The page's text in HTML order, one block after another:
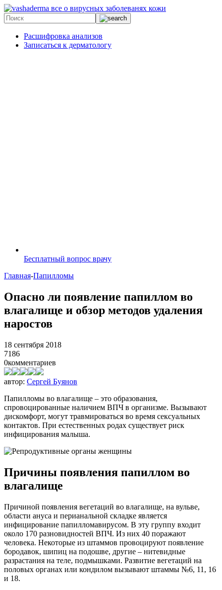
все о вирусных заболеванях кожи
Расшифровка анализов
Записаться к дерматологу
Бесплатный вопрос врачу
Главная-Папилломы
Опасно ли появление папиллом во
влагалище и обзор методов удаления
наростов
18 сентября 2018
7186
0комментариев
автор: Сергей Буянов
Папилломы во влагалище – это образования,
спровоцированные наличием ВПЧ в организме. Вызывают
дискомфорт, могут травмироваться во время сексуальных
контактов. При естественных родах существует риск
инфицирования малыша.
Причины появления папиллом во
влагалище
Причиной появления вегетаций во влагалище, на вульве,
области ануса и перианальной складке является
инфицирование папилломавирусом. В эту группу входит
около 170 разновидностей ВПЧ. Из них 40 поражают
человека. Некоторые из штаммов провоцируют появление
бородавок, шипиц на подошве, другие – нитевидные
разрастания на теле, подмышками. Развитие вегетаций на
половых органах или кондилом вызывают штаммы №6, 11, 16
и 18.